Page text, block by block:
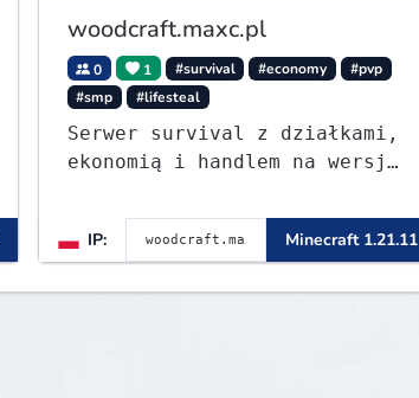
woodcraft.maxc.pl
0 1 #survival #economy
#pvp
#smp
#lifesteal
Serwer survival z działkami,
ekonomią i handlem na wersję
IP: Minecraft 1.21.11